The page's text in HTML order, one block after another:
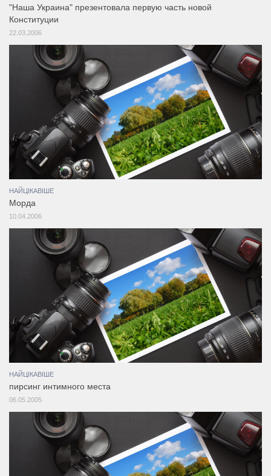
"Наша Украина" презентовала первую часть новой
Конституции
22.03.2006
НАЙЦІКАВІШЕ
Морда
10.04.2006
НАЙЦІКАВІШЕ
пирсинг интимного места
06.05.2005